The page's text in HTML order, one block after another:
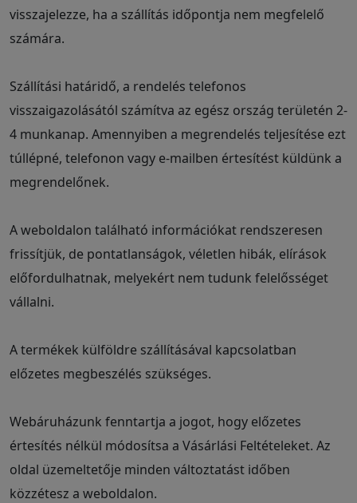
visszajelezze, ha a szállítás időpontja nem megfelelő
számára.
Szállítási határidő, a rendelés telefonos
visszaigazolásától számítva az egész ország területén 2-
4 munkanap. Amennyiben a megrendelés teljesítése ezt
túllépné, telefonon vagy e-mailben értesítést küldünk a
megrendelőnek.
A weboldalon található információkat rendszeresen
frissítjük, de pontatlanságok, véletlen hibák, elírások
előfordulhatnak, melyekért nem tudunk felelősséget
vállalni.
A termékek külföldre szállításával kapcsolatban
előzetes megbeszélés szükséges.
Webáruházunk fenntartja a jogot, hogy előzetes
értesítés nélkül módosítsa a Vásárlási Feltételeket. Az
oldal üzemeltetője minden változtatást időben
közzétesz a weboldalon.